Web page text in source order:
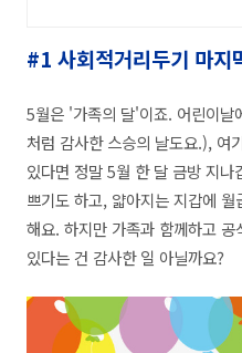
#1 사회적거리두기 마지
5월은 '가족의 달'이죠. 어린이날
처럼 감사한 스승의 날도요.), 여
있다면 정말 5월 한 달 금방 지
쁘기도 하고, 얇아지는 지갑에
해요. 하지만 가족과 함께하고
있다는 건 감사한 일 아닐까요?